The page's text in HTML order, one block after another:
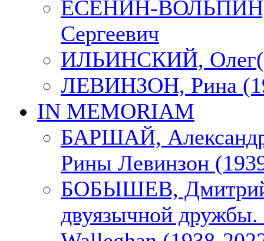
ЕСЕНИН-ВОЛЬПИН,
Сергеевич
ИЛЬИНСКИЙ,
ЛЕВИНЗОН, Рина
IN MEMORIAM
БАРШАЙ,
Рины Левинзон
БОБЫШЕВ,
двуязычной